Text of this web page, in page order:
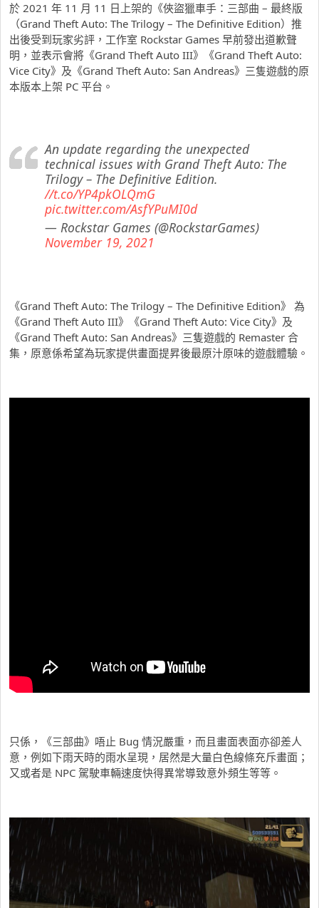
於 2021 年 11 月 11 日上架的《俠盜獵車手：三部曲 – 最終版
（Grand Theft Auto: The Trilogy – The Definitive Edition）推
出後受到玩家劣評，工作室 Rockstar Games 早前發出道歉聲
明，並表示會將《Grand Theft Auto III》《Grand Theft Auto:
Vice City》及《Grand Theft Auto: San Andreas》三隻遊戲的原
本版本上架 PC 平台。
An update regarding the unexpected
technical issues with Grand Theft Auto: The
Trilogy – The Definitive Edition.
//t.co/YP4pkOLQmG
pic.twitter.com/AsfYPuMI0d
— Rockstar Games (@RockstarGames)
November 19, 2021
《Grand Theft Auto: The Trilogy – The Definitive Edition》 為
《Grand Theft Auto III》《Grand Theft Auto: Vice City》及
《Grand Theft Auto: San Andreas》三隻遊戲的 Remaster 合
集，原意係希望為玩家提供畫面提昇後最原汁原味的遊戲體驗。
只係，《三部曲》唔止 Bug 情況嚴重，而且畫面表面亦卻差人
意，例如下雨天時的雨水呈現，居然是大量白色線條充斥畫面；
又或者是 NPC 駕駛車輛速度快得異常導致意外頻生等等。